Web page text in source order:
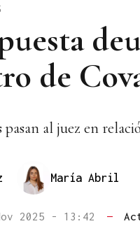
de
pasan al juez en
María Abril
2025 - 13:42 —